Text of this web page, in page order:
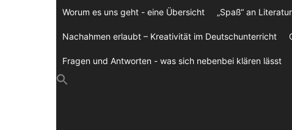
Worum es uns geht - eine Übersicht „Spaß“ an
Nachahmen erlaubt – Kreativität im Deutschunterricht
Fragen und Antworten - was sich nebenbei klären lässt